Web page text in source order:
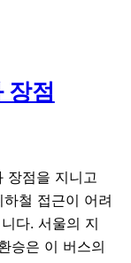
장점
장점을 지니고
철 접근이 어려
다. 서울의 지
승은 이 버스의